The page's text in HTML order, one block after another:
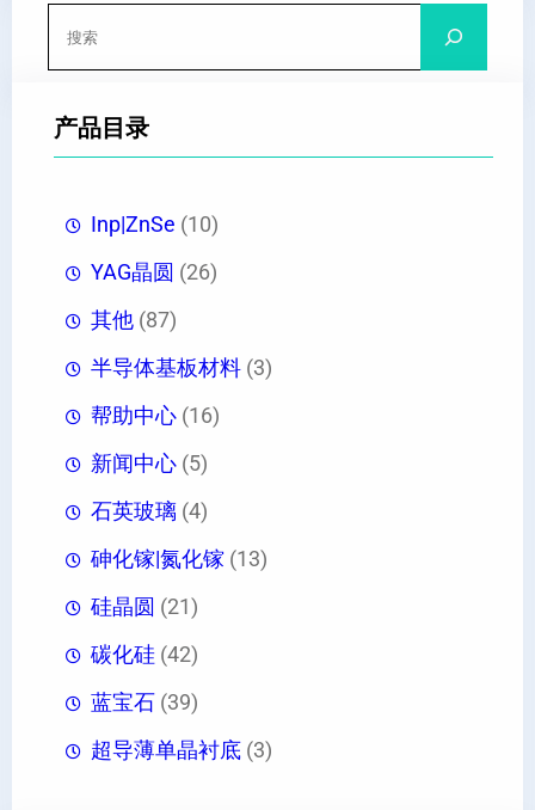
产品目录
Inp|ZnSe (10)
YAG晶圆 (26)
其他 (87)
半导体基板材料 (3)
帮助中心 (16)
新闻中心 (5)
石英玻璃 (4)
砷化镓|氮化镓 (13)
硅晶圆 (21)
碳化硅 (42)
蓝宝石 (39)
超导薄单晶衬底 (3)